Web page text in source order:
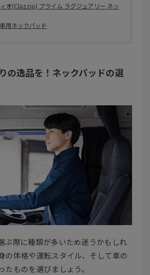
オ(Clazzio) プライム ラグジュアリー ネッ
用ネックパッド
の逸品を！ネックパッドの選
ぶ際に種類が多いため迷うかもしれ
の体格や運転スタイル、そして車の
たものを選びましょう。